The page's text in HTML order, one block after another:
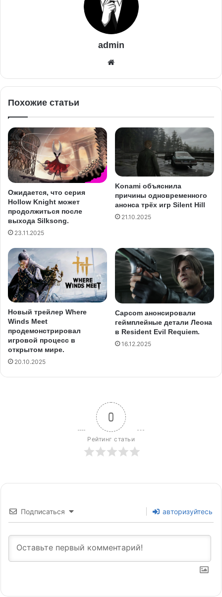
admin
Похожие статьи
Ожидается, что серия
Hollow Knight может
продолжиться после
выхода Silksong.
23.11.2025
Konami объяснила
причины одновременного
анонса трёх игр Silent Hill
21.10.2025
Новый трейлер Where
Winds Meet
продемонстрировал
игровой процесс в
открытом мире.
20.10.2025
Capcom анонсировали
геймплейные детали Леона
в Resident Evil Requiem.
16.12.2025
0
Рейтинг статьи
Подписаться авторизуйтесь